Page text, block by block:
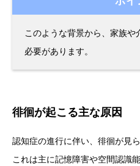
このような背景から、家族や
必要があります。
徘徊が起こる主な原因
認知症の進行に伴い、徘徊が見
これは主に記憶障害や空間認識